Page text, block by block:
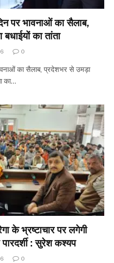
पर भावनाओं का सैलाब,
का तांता
0
का सैलाब, प्रदेशभर से उमड़ा
का…
के भ्रष्टाचार पर लगेगी
पारदर्शी : सुरेश कश्यप
0